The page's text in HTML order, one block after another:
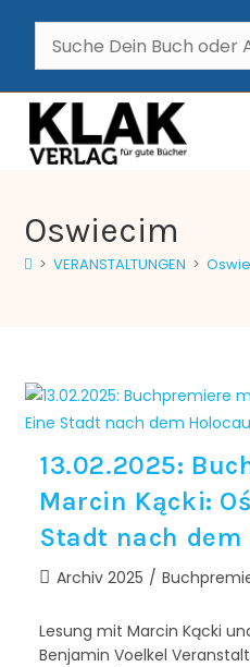
Oswiecim
> VERANSTALTUNGEN >
13.02.2025:
Marcin Kącki:
Stadt nach dem
Archiv 2025 /
Lesung mit Marcin Kącki
Benjamin Voelkel